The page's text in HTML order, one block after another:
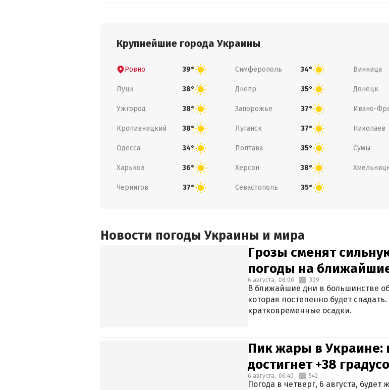
Крупнейшие города Украины
Ровно 39° Симферополь 34° Винница
Луцк 38° Днепр 35° Донецк
Ужгород 38° Запорожье 37° Ивано-
Кропивницкий 38° Луганск 37° Николаев
Одесса 34° Полтава 35° Сумы
Харьков 36° Херсон 38°
Чернигов 37° Севастополь 35°
Новости погоды Украины и мира
Грозы сменят
погоды на
6 августа, 08:00 309
В ближайшие дни в большинстве
которая постепенно будет
кратковременные осадки.
Пик жары в Украине:
достигнет +38
6 августа, 06:40 542
Погода в четверг, 6 августа,